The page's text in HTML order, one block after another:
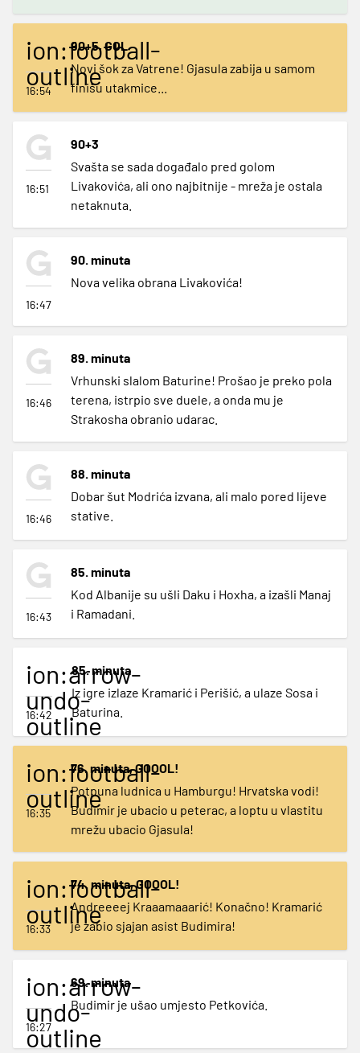
ion:football-
outline
16:54
90+5, GOL
Novi šok za Vatrene! Gjasula zabija u samom
finišu utakmice...
16:51
90+3
Svašta se sada događalo pred golom
Livakovića, ali ono najbitnije - mreža je ostala
netaknuta.
16:47
90. minuta
Nova velika obrana Livakovića!
16:46
89. minuta
Vrhunski slalom Baturine! Prošao je preko pola
terena, istrpio sve duele, a onda mu je
Strakosha obranio udarac.
16:46
88. minuta
Dobar šut Modrića izvana, ali malo pored lijeve
stative.
16:43
85. minuta
Kod Albanije su ušli Daku i Hoxha, a izašli Manaj
i Ramadani.
ion:arrow-
undo-
outline
16:42
85. minuta
Iz igre izlaze Kramarić i Perišić, a ulaze Sosa i
Baturina.
ion:football-
outline
16:35
76. minuta, GOOOL!
Potpuna ludnica u Hamburgu! Hrvatska vodi!
Budimir je ubacio u peterac, a loptu u vlastitu
mrežu ubacio Gjasula!
ion:football-
outline
16:33
74. minuta, GOOOL!
Andreeeej Kraaamaaarić! Konačno! Kramarić
je zabio sjajan asist Budimira!
ion:arrow-
undo-
outline
16:27
69. minuta
Budimir je ušao umjesto Petkovića.